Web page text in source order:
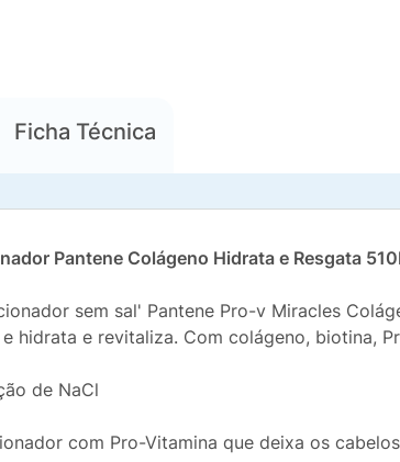
Ficha Técnica
Pantene Colágeno Hidrata e Resgata
sem sal' Pantene Pro-v Miracles
hidrata e revitaliza. Com colágeno, biotina,
de NaCl
com Pro-Vitamina que deixa os